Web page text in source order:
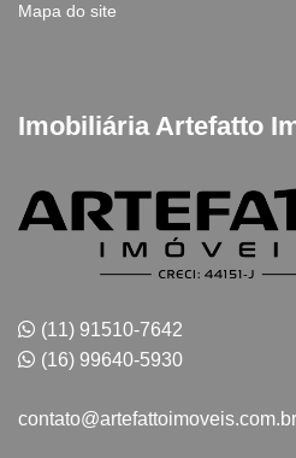
Mapa do site
Imobiliária Artefatto
(11) 91510-7642
(16) 99640-5930
contato@artefattoimoveis.com.br